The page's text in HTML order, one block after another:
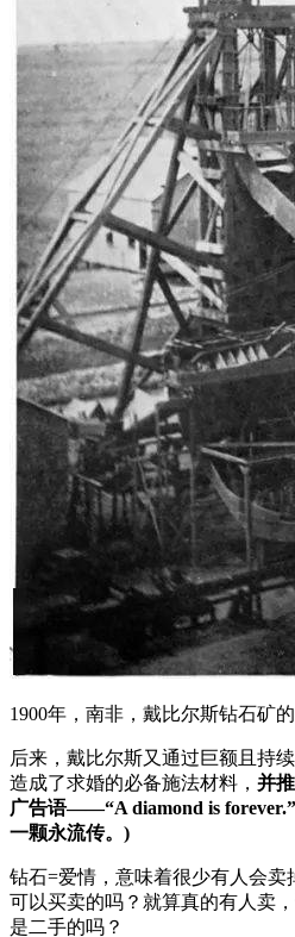
1900年，南非，戴比尔斯钻石矿
后来，戴比尔斯又通过巨额且持
造成了求婚的必备施法材料， 并
广告语——“A diamond is
一颗永流传。)
钻石=爱情，意味着很少有人会
可以买卖的吗？就算真的有人卖
是二手的吗？